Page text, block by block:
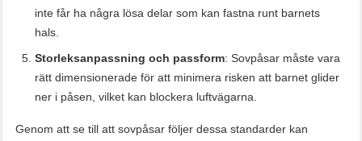
inte får ha några lösa delar som kan fastna runt barnets
hals.
Storleksanpassning och passform: Sovpåsar måste vara
rätt dimensionerade för att minimera risken att barnet glider
ner i påsen, vilket kan blockera luftvägarna.
Genom att se till att sovpåsar följer dessa standarder kan